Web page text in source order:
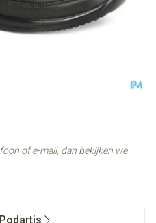
of e-mail, dan bekijken we